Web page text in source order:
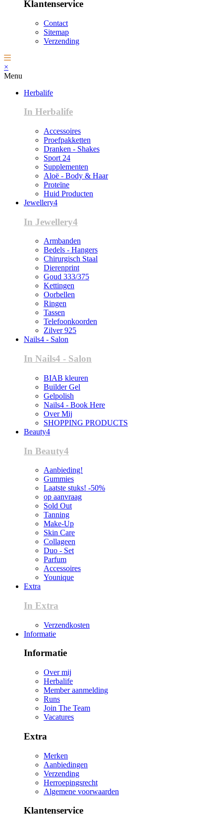
Klantenservice
Contact
Sitemap
Verzending
×
Menu
Herbalife
In Herbalife
Accessoires
Proefpakketten
Dranken - Shakes
Sport 24
Supplementen
Aloë - Body & Haar
Proteïne
Huid Producten
Jewellery4
In Jewellery4
Armbanden
Bedels - Hangers
Chirurgisch Staal
Dierenprint
Goud 333/375
Kettingen
Oorbellen
Ringen
Tassen
Telefoonkoorden
Zilver 925
Nails4 - Salon
In Nails4 - Salon
BIAB kleuren
Builder Gel
Gelpolish
Nails4 - Book Here
Over Mij
SHOPPING PRODUCTS
Beauty4
In Beauty4
Aanbieding!
Gummies
Laatste stuks! -50%
op aanvraag
Sold Out
Tanning
Make-Up
Skin Care
Collageen
Duo - Set
Parfum
Accessoires
Younique
Extra
In Extra
Verzendkosten
Informatie
Informatie
Over mij
Herbalife
Member aanmelding
Runs
Join The Team
Vacatures
Extra
Merken
Aanbiedingen
Verzending
Herroepingsrecht
Algemene voorwaarden
Klantenservice